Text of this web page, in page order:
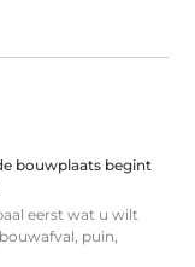
bouwplaats begint
eerst wat u wilt
puin,